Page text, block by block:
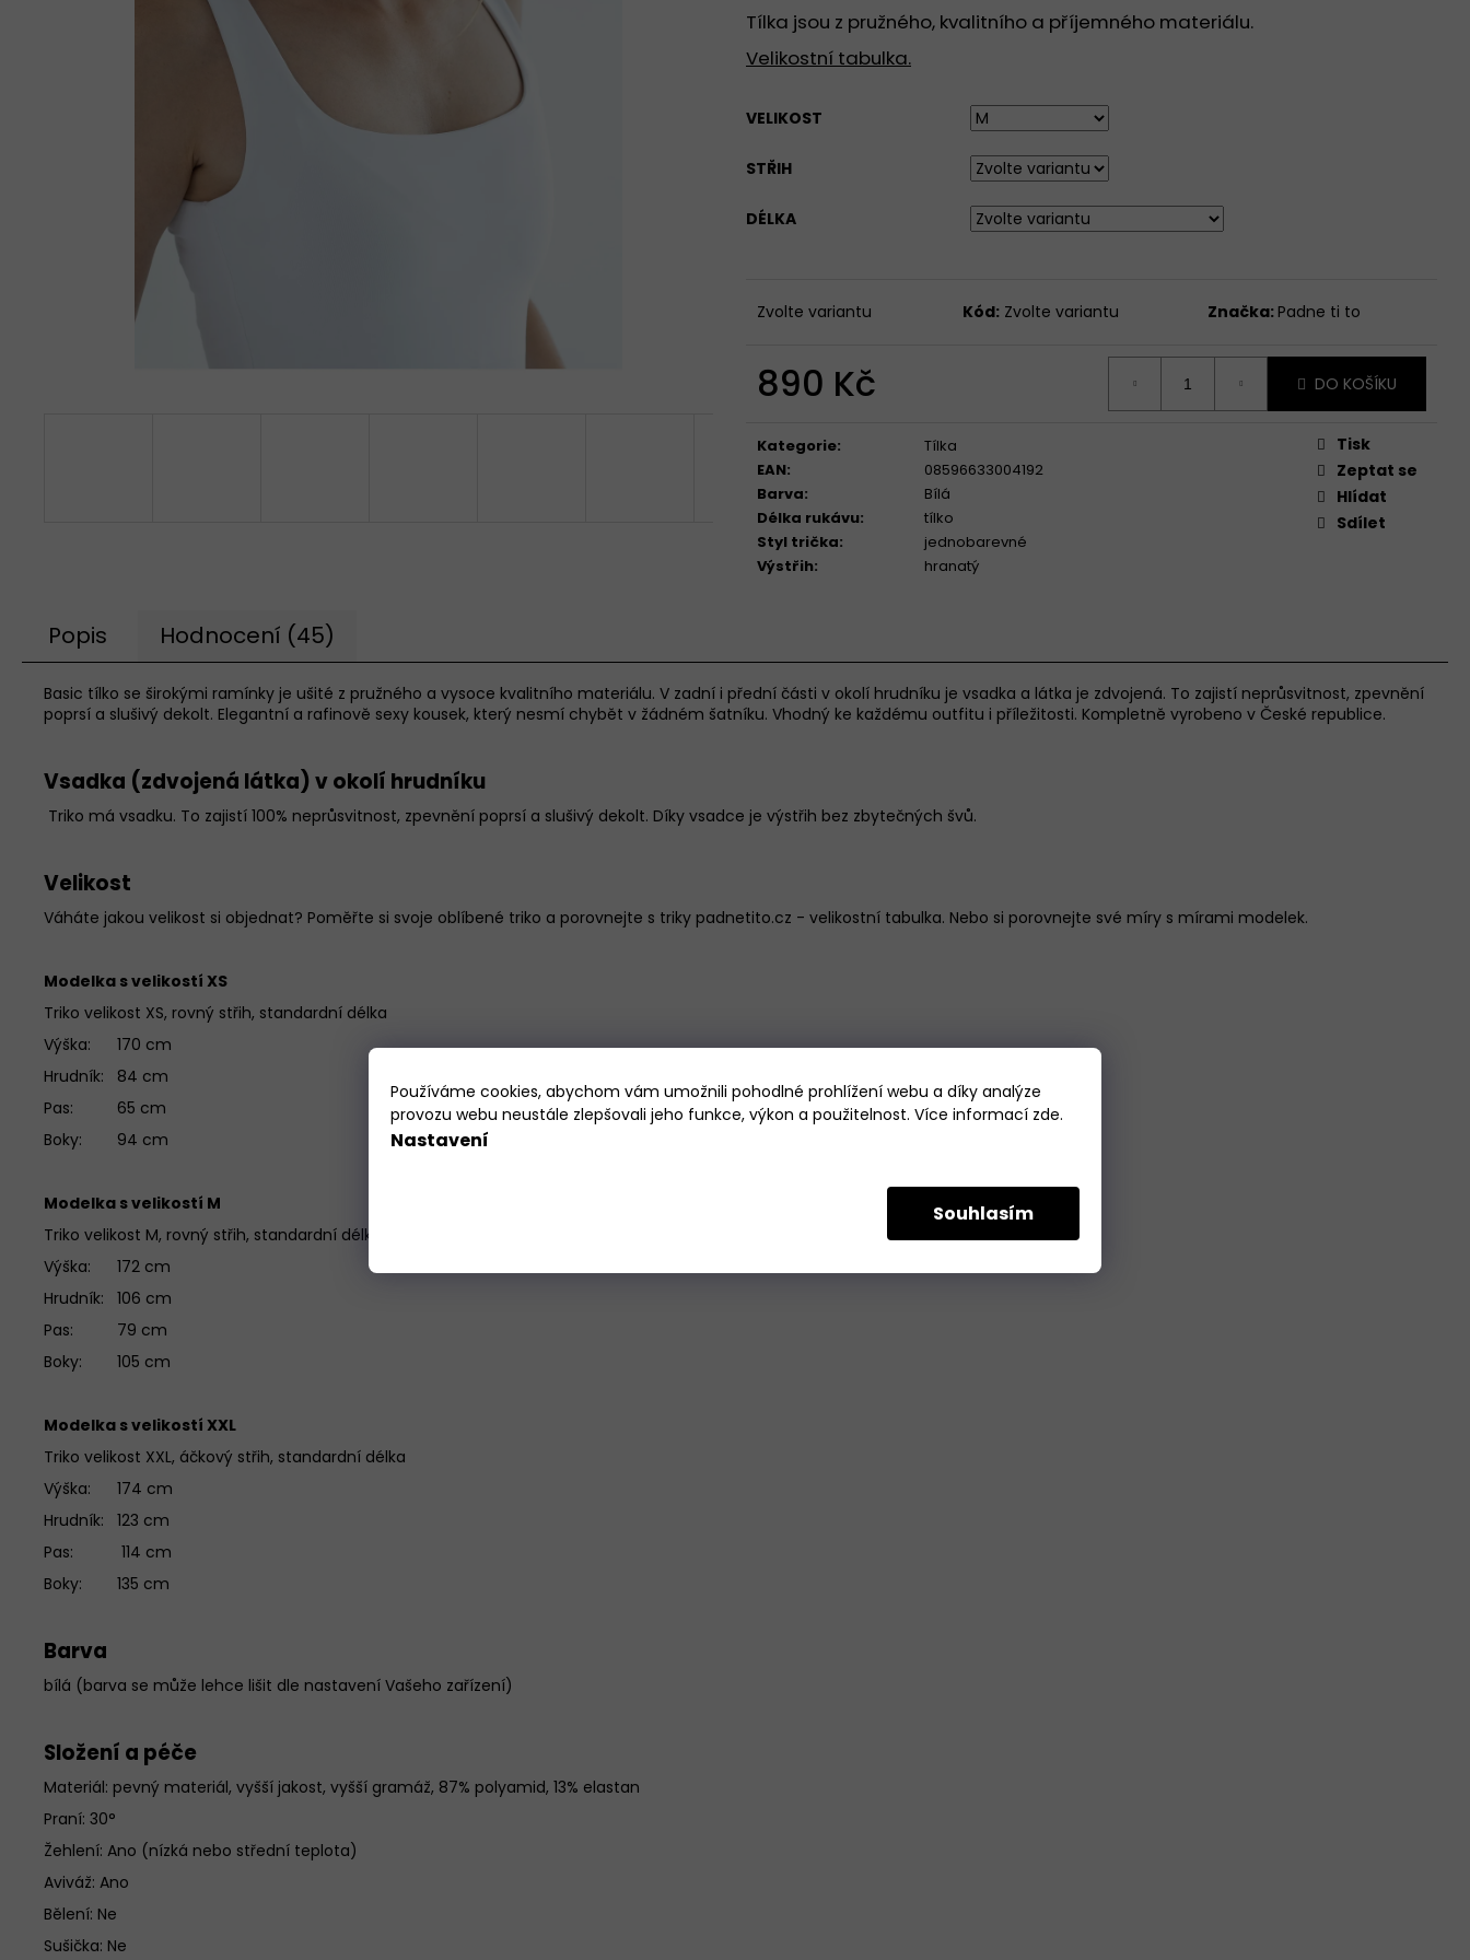
Používáme cookies, abychom vám umožnili pohodlné prohlížení webu a díky analýze
provozu webu neustále zlepšovali jeho funkce, výkon a použitelnost. Více informací zde.
Nastavení
Souhlasím
Tílka jsou z pružného, kvalitního a příjemného materiálu.
Velikostní tabulka.
VELIKOST
STŘIH
DÉLKA
Zvolte variantu Kód: Zvolte variantu Značka: Padne ti to
890 Kč DO KOŠÍKU
Kategorie:
Tílka
EAN:
08596633004192
Barva:
Bílá
Délka rukávu:
tílko
Styl trička:
jednobarevné
Výstřih: hranatý
Tisk
Zeptat se
Hlídat
Sdílet
Popis Hodnocení (45)
Basic tílko se širokými ramínky je ušité z pružného a vysoce kvalitního materiálu. V zadní i přední části v okolí hrudníku je vsadka a látka je zdvojená. To zajistí neprůsvitnost, zpevnění
poprsí a slušivý dekolt. Elegantní a rafinově sexy kousek, který nesmí chybět v žádném šatníku. Vhodný ke každému outfitu i příležitosti. Kompletně vyrobeno v České republice.
Vsadka (zdvojená látka) v okolí hrudníku
Triko má vsadku. To zajistí 100% neprůsvitnost, zpevnění poprsí a slušivý dekolt. Díky vsadce je výstřih bez zbytečných švů.
Velikost
Váháte jakou velikost si objednat? Poměřte si svoje oblíbené triko a porovnejte s triky padnetito.cz - velikostní tabulka. Nebo si porovnejte své míry s mírami modelek.
Modelka s velikostí XS
Triko velikost XS, rovný střih, standardní délka
Výška: 170 cm
Hrudník: 84 cm
Pas: 65 cm
Boky: 94 cm
Modelka s velikostí M
Triko velikost M, rovný střih, standardní délka
Výška: 172 cm
Hrudník: 106 cm
Pas: 79 cm
Boky: 105 cm
Modelka s velikostí XXL
Triko velikost XXL, áčkový střih, standardní délka
Výška: 174 cm
Hrudník: 123 cm
Pas: 114 cm
Boky: 135 cm
Barva
bílá (barva se může lehce lišit dle nastavení Vašeho zařízení)
Složení a péče
Materiál: pevný materiál, vyšší jakost, vyšší gramáž, 87% polyamid, 13% elastan
Praní: 30°
Žehlení: Ano (nízká nebo střední teplota)
Aviváž: Ano
Bělení: Ne
Sušička: Ne
TRIKO S HLUBOKÝM VÝSTŘIHEM DO V,
DLOUHÝ RUKÁV - BÍLÁ
TÍLKO S HRANATÝM VÝSTŘIHEM - BÍLÁ
890 Kč
VÝSTŘIHEM, KRÁTKÝ RUKÁV - BÍLÁ -
949 Kč